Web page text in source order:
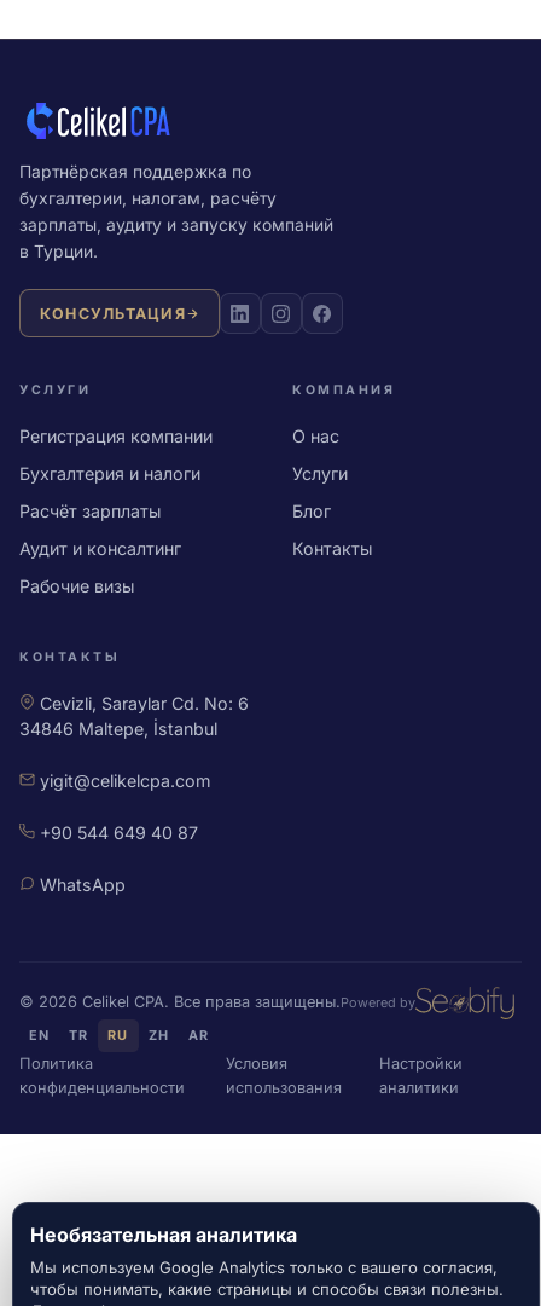
Партнёрская поддержка по
бухгалтерии, налогам, расчёту
зарплаты, аудиту и запуску компаний
в Турции.
КОНСУЛЬТАЦИЯ
УСЛУГИ
Регистрация компании
Бухгалтерия и налоги
Расчёт зарплаты
Аудит и консалтинг
Рабочие визы
КОМПАНИЯ
О нас
Услуги
Блог
Контакты
КОНТАКТЫ
Cevizli, Saraylar Cd. No: 6
34846 Maltepe, İstanbul
yigit@celikelcpa.com
+90 544 649 40 87
WhatsApp
© 2026 Celikel CPA. Все права защищены.Powered by
EN
TR RU ZH AR
Политика
конфиденциальности
Условия
использования
Настройки
аналитики
Необязательная аналитика
Мы используем Google Analytics только с вашего согласия,
чтобы понимать, какие страницы и способы связи полезны.